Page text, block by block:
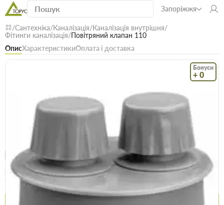
Запоріжжя
Сантехніка Каналізація Каналізація внутрішня
Фітинги каналізація Повітряний клапан 110
ОписХарактеристикиОплата і доставка
Бонуси
+ 0
Код: 12261
Повітряний клапан 110
Безкоштовна доставка! Від 15000 грн єВідновлення Доставка НП
Ціна / шт
99.9 грн
Опт
99.9 грн